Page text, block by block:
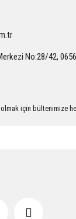
daha pahalı.
Gönder
No:28/42,
için bültenimize